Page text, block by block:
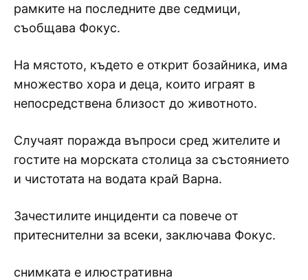
рамките на последните две седмици,
съобщава Фокус.
На мястото, където е открит бозайника, има
множество хора и деца, които играят в
непосредствена близост до животното.
Случаят поражда въпроси сред жителите и
гостите на морската столица за състоянието
и чистотата на водата край Варна.
Зачестилите инциденти са повече от
притеснителни за всеки, заключава Фокус.
снимката е илюстративна